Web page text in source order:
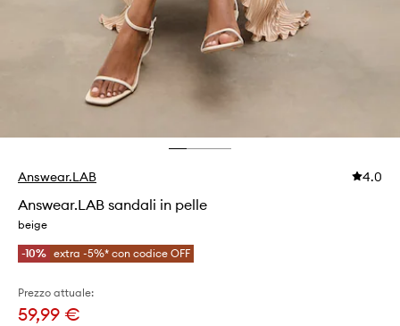
Answear.LAB 4.0
Answear.LAB sandali in pelle
beige
-10% extra -5%* con codice OFF
Prezzo attuale:
59,99 €